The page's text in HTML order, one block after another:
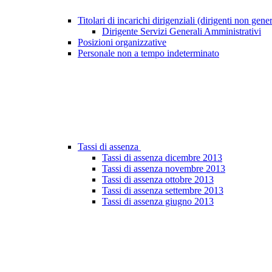
Titolari di incarichi dirigenziali (dirigenti non
Dirigente Servizi Generali Amministrativi
Posizioni organizzative
Personale non a tempo indeterminato
Tassi di assenza
Tassi di assenza dicembre 2013
Tassi di assenza novembre 2013
Tassi di assenza ottobre 2013
Tassi di assenza settembre 2013
Tassi di assenza giugno 2013